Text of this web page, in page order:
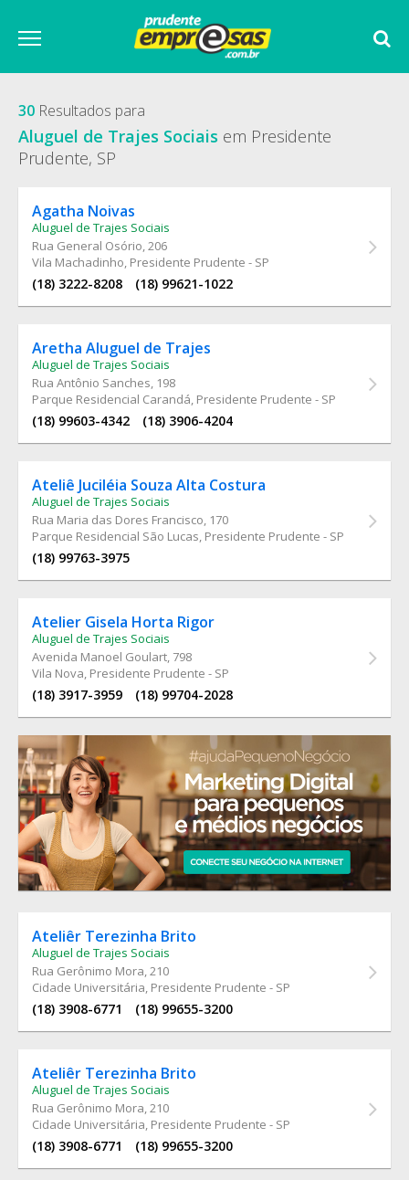
30 Resultados para
Aluguel de Trajes Sociais em Presidente
Prudente, SP
Agatha Noivas
Aluguel de Trajes Sociais
Rua General Osório, 206
Vila Machadinho, Presidente Prudente - SP
(18) 3222-8208 (18) 99621-1022
Aretha Aluguel de Trajes
Aluguel de Trajes Sociais
Rua Antônio Sanches, 198
Parque Residencial Carandá, Presidente Prudente - SP
(18) 99603-4342 (18) 3906-4204
Ateliê Juciléia Souza Alta Costura
Aluguel de Trajes Sociais
Rua Maria das Dores Francisco, 170
Parque Residencial São Lucas, Presidente Prudente - SP
(18) 99763-3975
Atelier Gisela Horta Rigor
Aluguel de Trajes Sociais
Avenida Manoel Goulart, 798
Vila Nova, Presidente Prudente - SP
(18) 3917-3959 (18) 99704-2028
Ateliêr Terezinha Brito
Aluguel de Trajes Sociais
Rua Gerônimo Mora, 210
Cidade Universitária, Presidente Prudente - SP
(18) 3908-6771 (18) 99655-3200
Ateliêr Terezinha Brito
Aluguel de Trajes Sociais
Rua Gerônimo Mora, 210
Cidade Universitária, Presidente Prudente - SP
(18) 3908-6771 (18) 99655-3200